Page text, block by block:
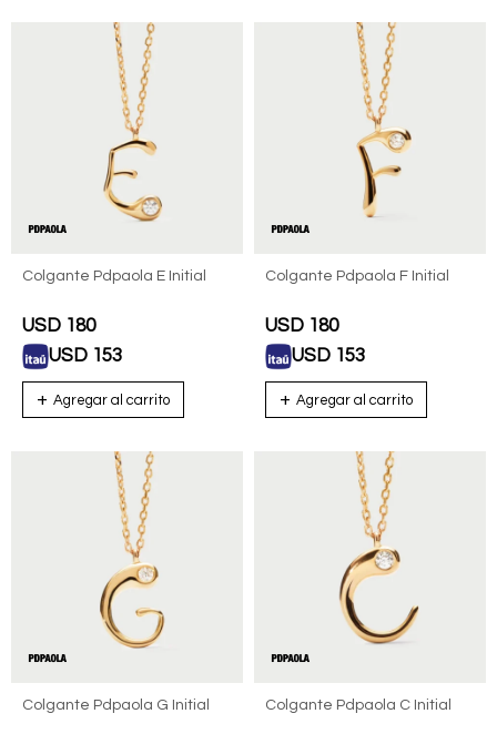
Colgante Pdpaola E Initial
USD 180
USD 153
Colgante Pdpaola F Initial
USD 180
USD 153
Colgante Pdpaola G Initial Colgante Pdpaola C Initial